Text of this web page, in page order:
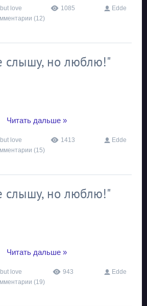
love 1085
Edde
(12)
слышу, но люблю!"
Читать дальше »
love 1413
Edde
(15)
слышу, но люблю!"
Читать дальше »
love 943
Edde
(19)